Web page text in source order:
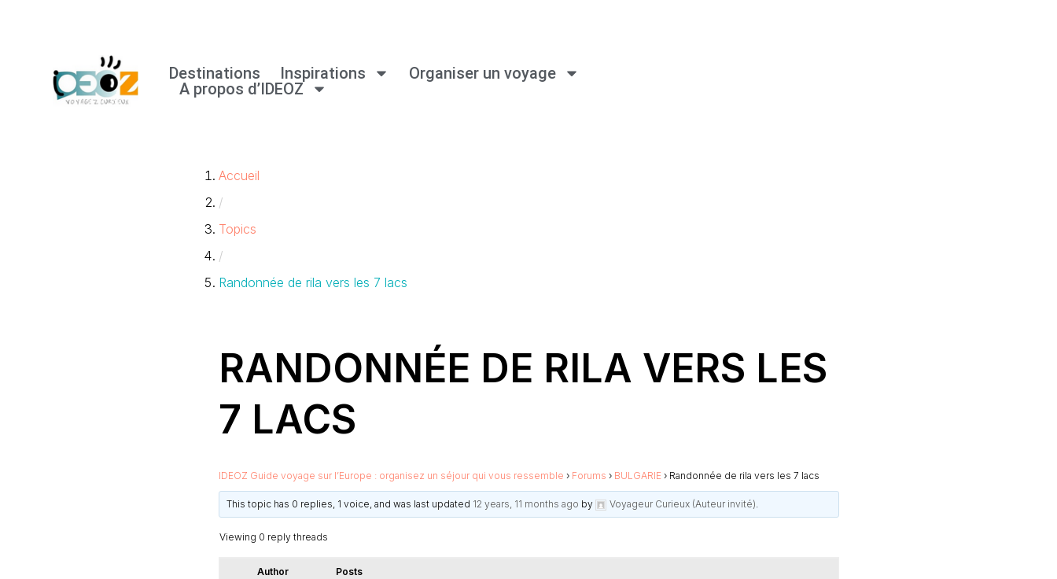
contenu
Destinations Inspirations
Organiser un voyage
A propos d’IDEOZ
Accueil
/
Topics
/
Randonnée de rila vers les 7 lacs
RANDONNÉE DE RILA VERS LES
7 LACS
IDEOZ Guide voyage sur l’Europe : organisez un séjour qui vous ressemble › Forums › BULGARIE › Randonnée de rila vers les 7 lacs
This topic has 0 replies, 1 voice, and was last updated 12 years, 11 months ago by Voyageur Curieux (Auteur invité).
Viewing 0 reply threads
Author Posts